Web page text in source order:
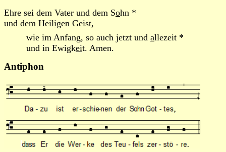
Ehre sei dem Vater und dem Sohn *
und dem Heiligen Geist,
wie im Anfang, so auch jetzt und allezeit *
und in Ewigkeit. Amen.
Antiphon